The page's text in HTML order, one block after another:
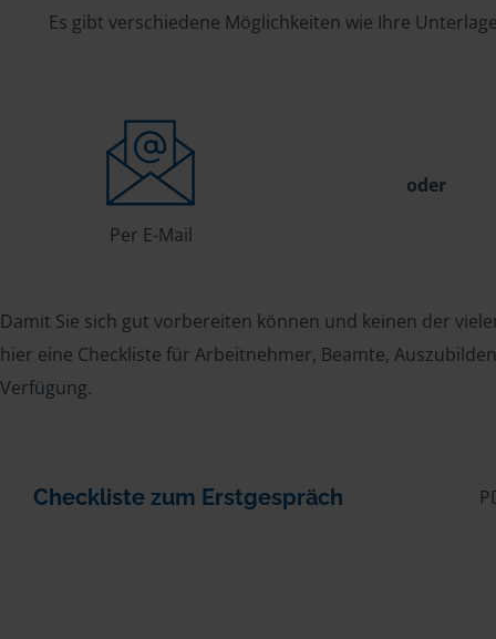
Es gibt verschiedene Möglichkeiten wie Ihre
Per E-Mail
oder
Damit Sie sich gut vorbereiten können und keinen der
hier eine Checkliste für Arbeitnehmer, Beamte,
Verfügung.
Checkliste zum Erstgespräch